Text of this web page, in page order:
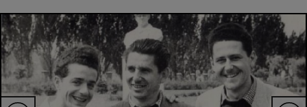
SuperLiga
Liga 2
Cupa României
Echipa Națională